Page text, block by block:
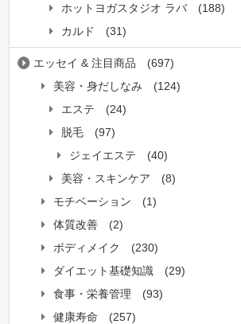
ホットヨガスタジオ ラバ
(188)
カルド
(31)
エッセイ & 注目商品
(697)
美容・身だしなみ
(124)
エステ
(24)
脱毛
(97)
ジェイエステ
(40)
美容・スキンケア
(8)
モチベーション
(1)
体質改善
(2)
ボディメイク
(230)
ダイエット基礎知識
(29)
食事・栄養管理
(93)
健康寿命
(257)